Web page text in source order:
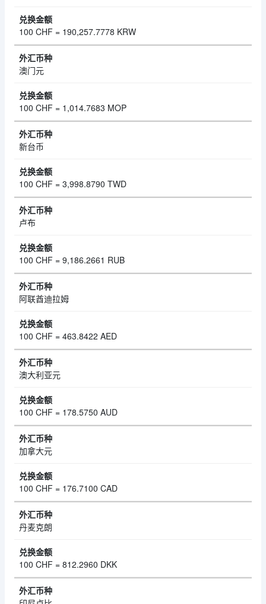
100 CHF = 190,257.7778 KRW
澳门元
100 CHF = 1,014.7683 MOP
新台币
100 CHF = 3,998.8790 TWD
卢布
100 CHF = 9,186.2661 RUB
阿联酋迪拉姆
100 CHF = 463.8422 AED
澳大利亚元
100 CHF = 178.5750 AUD
加拿大元
100 CHF = 176.7100 CAD
丹麦克朗
100 CHF = 812.2960 DKK